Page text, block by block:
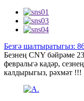
Безгә шалтыратыгыз:
Безнең CNY бәйрәме
февральгә кадәр,
калдырыгыз, рәхмәт !!!